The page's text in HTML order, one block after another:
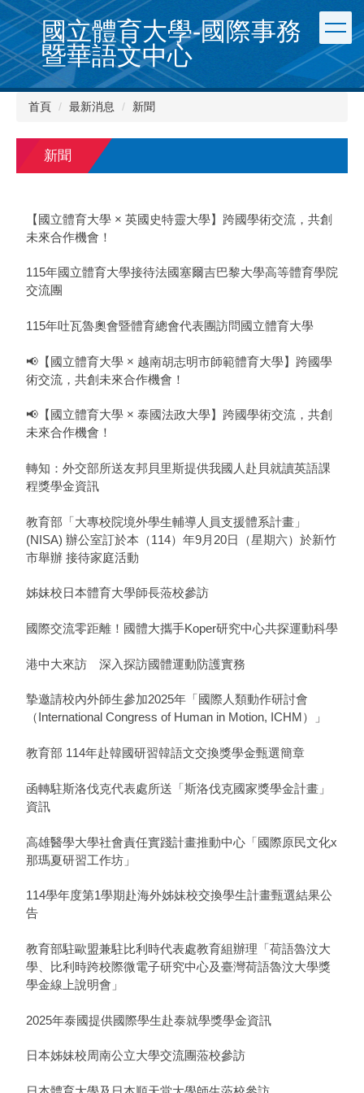
跳
到
主
要
內
國立體育大學-國際事務
暨華語文中心
首頁 最新消息 新聞
新聞
【國立體育大學 × 英國史特靈大學】跨國學術交流，共創
未來合作機會！
115年國立體育大學接待法國塞爾吉巴黎大學高等體育學院
交流團
115年吐瓦魯奧會暨體育總會代表團訪問國立體育大學
📢【國立體育大學 × 越南胡志明市師範體育大學】跨國學
術交流，共創未來合作機會！
📢【國立體育大學 × 泰國法政大學】跨國學術交流，共創
未來合作機會！
轉知：外交部所送友邦貝里斯提供我國人赴貝就讀英語課
程獎學金資訊
教育部「大專校院境外學生輔導人員支援體系計畫」
(NISA) 辦公室訂於本（114）年9月20日（星期六）於新竹
市舉辦 接待家庭活動
姊妹校日本體育大學師長蒞校參訪
國際交流零距離！國體大攜手Koper研究中心共探運動科學
港中大來訪 深入探訪國體運動防護實務
摯邀請校內外師生參加2025年「國際人類動作研討會
（International Congress of Human in Motion, ICHM）」
教育部 114年赴韓國研習韓語文交換獎學金甄選簡章
函轉駐斯洛伐克代表處所送「斯洛伐克國家獎學金計畫」
資訊
高雄醫學大學社會責任實踐計畫推動中心「國際原民文化x
那瑪夏研習工作坊」
114學年度第1學期赴海外姊妹校交換學生計畫甄選結果公
告
教育部駐歐盟兼駐比利時代表處教育組辦理「荷語魯汶大
學、比利時跨校際微電子研究中心及臺灣荷語魯汶大學獎
學金線上說明會」
2025年泰國提供國際學生赴泰就學獎學金資訊
日本姊妹校周南公立大學交流團蒞校參訪